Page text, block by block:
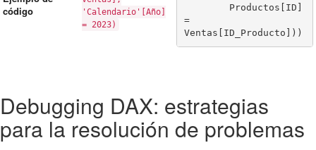
código
'Calendario'[Año]
= 2023)
=
Ventas[ID_Producto]))
Debugging DAX: estrategias
para la resolución de problemas